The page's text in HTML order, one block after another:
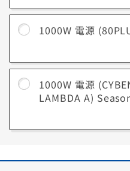
示す指標です。
効率が高いほど発熱や電気のロス
ます。
1000W 電源
1000W 電源
LAMBDA A)